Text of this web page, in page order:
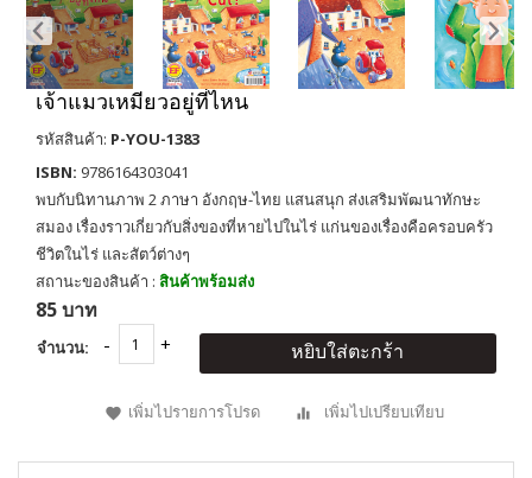
เจ้าแมวเหมียวอยู่ที่ไหน
รหัสสินค้า: P-YOU-1383
ISBN: 9786164303041
พบกับนิทานภาพ 2 ภาษา อังกฤษ-ไทย แสนสนุก ส่งเสริมพัฒนาทักษะ
สมอง เรื่องราวเกี่ยวกับสิ่งของที่หายไปในไร่ แก่นของเรื่องคือครอบครัว
ชีวิตในไร่ และสัตว์ต่างๆ
สถานะของสินค้า : สินค้าพร้อมส่ง
85 บาท
จำนวน: หยิบใส่ตะกร้า
เพิ่มไปรายการโปรด เพิ่มไปเปรียบเทียบ